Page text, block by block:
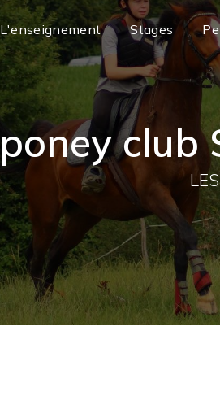
L'enseignement Stages
poney club